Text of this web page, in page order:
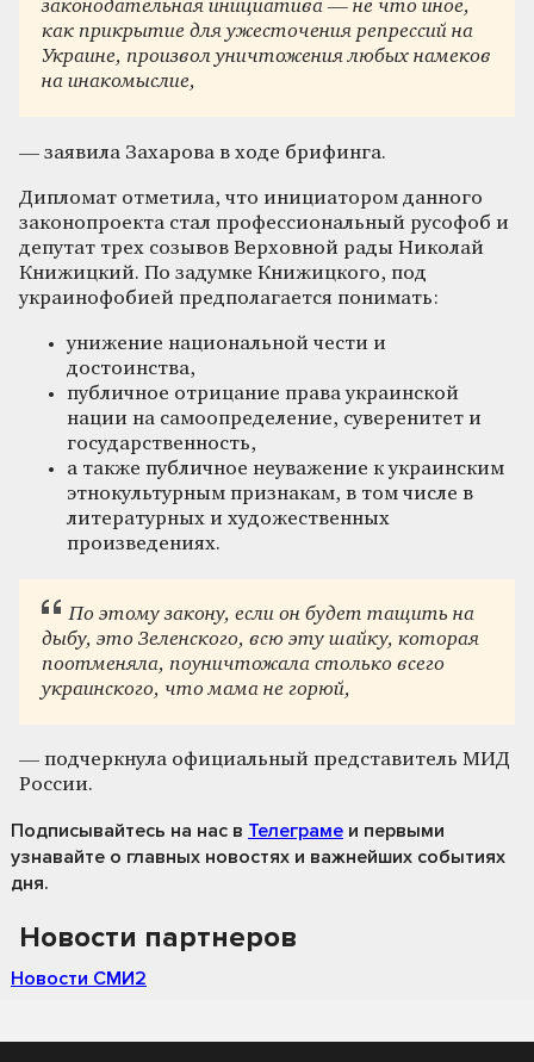
законодательная инициатива — не что иное,
как прикрытие для ужесточения репрессий на
Украине, произвол уничтожения любых намеков
на инакомыслие,
— заявила Захарова в ходе брифинга.
Дипломат отметила, что инициатором данного
законопроекта стал профессиональный русофоб и
депутат трех созывов Верховной рады Николай
Книжицкий. По задумке Книжицкого, под
украинофобией предполагается понимать:
унижение национальной чести и
достоинства,
публичное отрицание права украинской
нации на самоопределение, суверенитет и
государственность,
а также публичное неуважение к украинским
этнокультурным признакам, в том числе в
литературных и художественных
произведениях.
По этому закону, если он будет тащить на
дыбу, это Зеленского, всю эту шайку, которая
поотменяла, поуничтожала столько всего
украинского, что мама не горюй,
— подчеркнула официальный представитель МИД
России.
Подписывайтесь на нас в Телеграме и первыми
узнавайте о главных новостях и важнейших событиях
дня.
Новости партнеров
Новости СМИ2